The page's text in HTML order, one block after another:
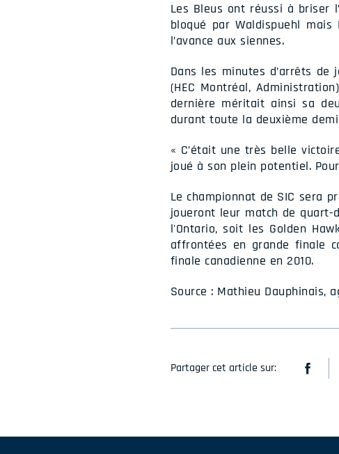
Les Bleus ont réussi à briser
bloqué par Waldispuehl
l’avance aux siennes.
Dans les minutes d’arrêts
(HEC Montréal,
dernière méritait ainsi sa
durant toute la deuxième
« C’était une très belle
joué à son plein potentiel.
Le championnat de SIC sera
joueront leur match de
l'Ontario, soit les Golden
affrontées en grande finale
finale canadienne en 2010.
Source : Mathieu Dauphinais,
Partager cet article sur: